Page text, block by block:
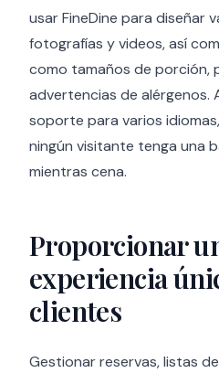
usar FineDine para diseñar
fotografías y videos, así
como tamaños de porción,
advertencias de alérgenos.
soporte para varios
ningún visitante tenga una
mientras cena.
Proporcionar
experiencia
clientes
Gestionar reservas, listas